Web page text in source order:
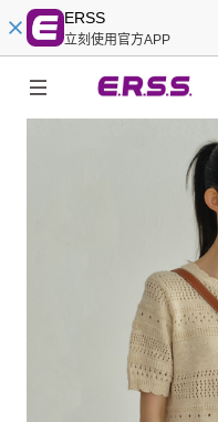
ERSS
立刻使用官方APP